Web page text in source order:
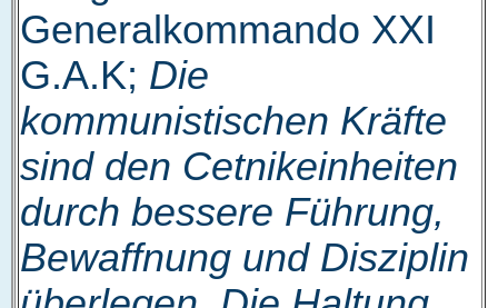
Generalkommando XXI
G.A.K; Die
kommunistischen Kräfte
sind den Cetnikeinheiten
durch bessere Führung,
Bewaffnung und Disziplin